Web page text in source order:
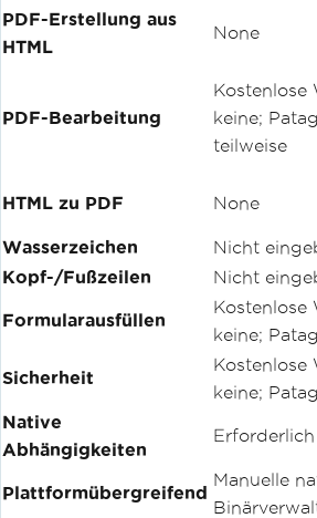
PDF-Erstellung aus
HTML
None
PDF-Bearbeitung
Kostenlose
keine;
teilweise
HTML zu PDF None
Wasserzeichen
Nicht
Kopf-/Fußzeilen
Nicht
Formularausfüllen
Kostenlose
keine;
Sicherheit
Kostenlose
keine;
Native
Abhängigkeiten
Erforderlich
Plattformübergreifend
Manuelle